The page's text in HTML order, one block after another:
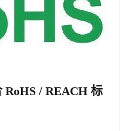
RoHS / REACH 标